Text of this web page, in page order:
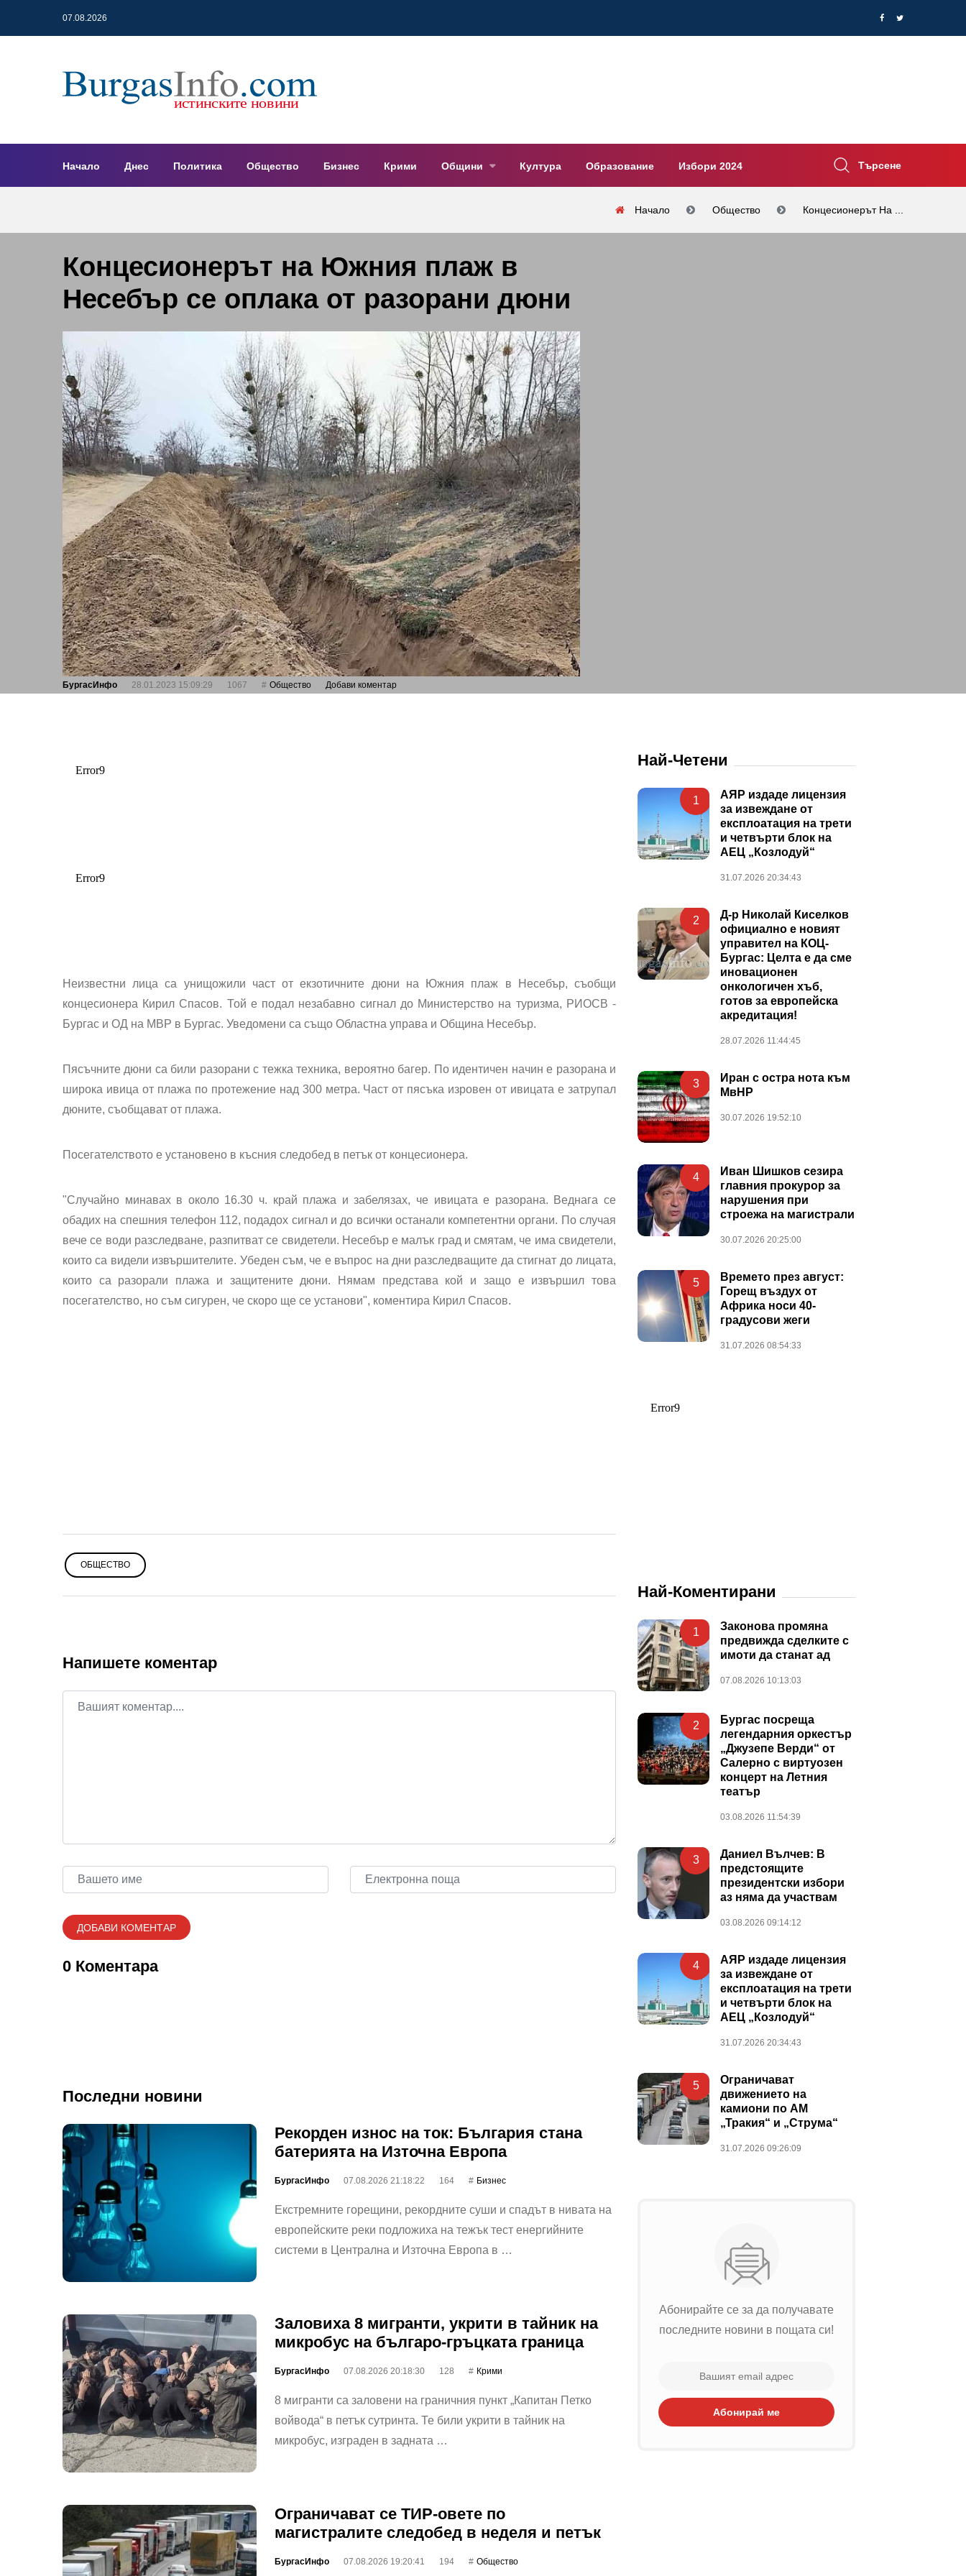
07.08.2026
Начало Днес Политика Общество Бизнес Крими Общини Култура Образование Избори 2024 Търсене
Начало Общество Концесионерът На ...
Концесионерът на Южния плаж в
Несебър се оплака от разорани дюни
БургасИнфо 28.01.2023 15:09:29 1067 Общество Добави коментар
Неизвестни лица са унищожили част от екзотичните дюни на Южния плаж в Несебър, съобщи
концесионера Кирил Спасов. Той е подал незабавно сигнал до Министерство на туризма, РИОСВ -
Бургас и ОД на МВР в Бургас. Уведомени са също Областна управа и Община Несебър.
Пясъчните дюни са били разорани с тежка техника, вероятно багер. По идентичен начин е разорана и
широка ивица от плажа по протежение над 300 метра. Част от пясъка изровен от ивицата е затрупал
дюните, съобщават от плажа.
Посегателството е установено в късния следобед в петък от концесионера.
"Случайно минавах в около 16.30 ч. край плажа и забелязах, че ивицата е разорана. Веднага се
обадих на спешния телефон 112, подадох сигнал и до всички останали компетентни органи. По случая
вече се води разследване, разпитват се свидетели. Несебър е малък град и смятам, че има свидетели,
които са видели извършителите. Убеден съм, че е въпрос на дни разследващите да стигнат до лицата,
които са разорали плажа и защитените дюни. Нямам представа кой и защо е извършил това
посегателство, но съм сигурен, че скоро ще се установи", коментира Кирил Спасов.
ОБЩЕСТВО
Напишете коментар
0 Коментара
Последни новини
Рекорден износ на ток: България стана
батерията на Източна Европа
БургасИнфо 07.08.2026 21:18:22 164 Бизнес
Екстремните горещини, рекордните суши и спадът в нивата на
европейските реки подложиха на тежък тест енергийните
системи в Централна и Източна Европа в …
Заловиха 8 мигранти, укрити в тайник на
микробус на българо-гръцката граница
БургасИнфо 07.08.2026 20:18:30 128 Крими
8 мигранти са заловени на граничния пункт „Капитан Петко
войвода“ в петък сутринта. Те били укрити в тайник на
микробус, изграден в задната …
Ограничават се ТИР-овете по
магистралите следобед в неделя и петък
БургасИнфо 07.08.2026 19:20:41 194 Общество
Най-Четени
1
АЯР издаде лицензия
за извеждане от
експлоатация на трети
и четвърти блок на
АЕЦ „Козлодуй“
31.07.2026 20:34:43
2
Д-р Николай Киселков
официално е новият
управител на КОЦ-
Бургас: Целта е да сме
иновационен
онкологичен хъб,
готов за европейска
акредитация!
28.07.2026 11:44:45
3
Иран с остра нота към
МвНР
30.07.2026 19:52:10
4
Иван Шишков сезира
главния прокурор за
нарушения при
строежа на магистрали
30.07.2026 20:25:00
5
Времето през август:
Горещ въздух от
Африка носи 40-
градусови жеги
31.07.2026 08:54:33
Най-Коментирани
1
Законова промяна
предвижда сделките с
имоти да станат ад
07.08.2026 10:13:03
2
Бургас посреща
легендарния оркестър
„Джузепе Верди“ от
Салерно с виртуозен
концерт на Летния
театър
03.08.2026 11:54:39
3
Даниел Вълчев: В
предстоящите
президентски избори
аз няма да участвам
03.08.2026 09:14:12
4
АЯР издаде лицензия
за извеждане от
експлоатация на трети
и четвърти блок на
АЕЦ „Козлодуй“
31.07.2026 20:34:43
5
Ограничават
движението на
камиони по АМ
„Тракия“ и „Струма“
31.07.2026 09:26:09
Абонирайте се за да получавате
последните новини в пощата си!
Абонирай ме